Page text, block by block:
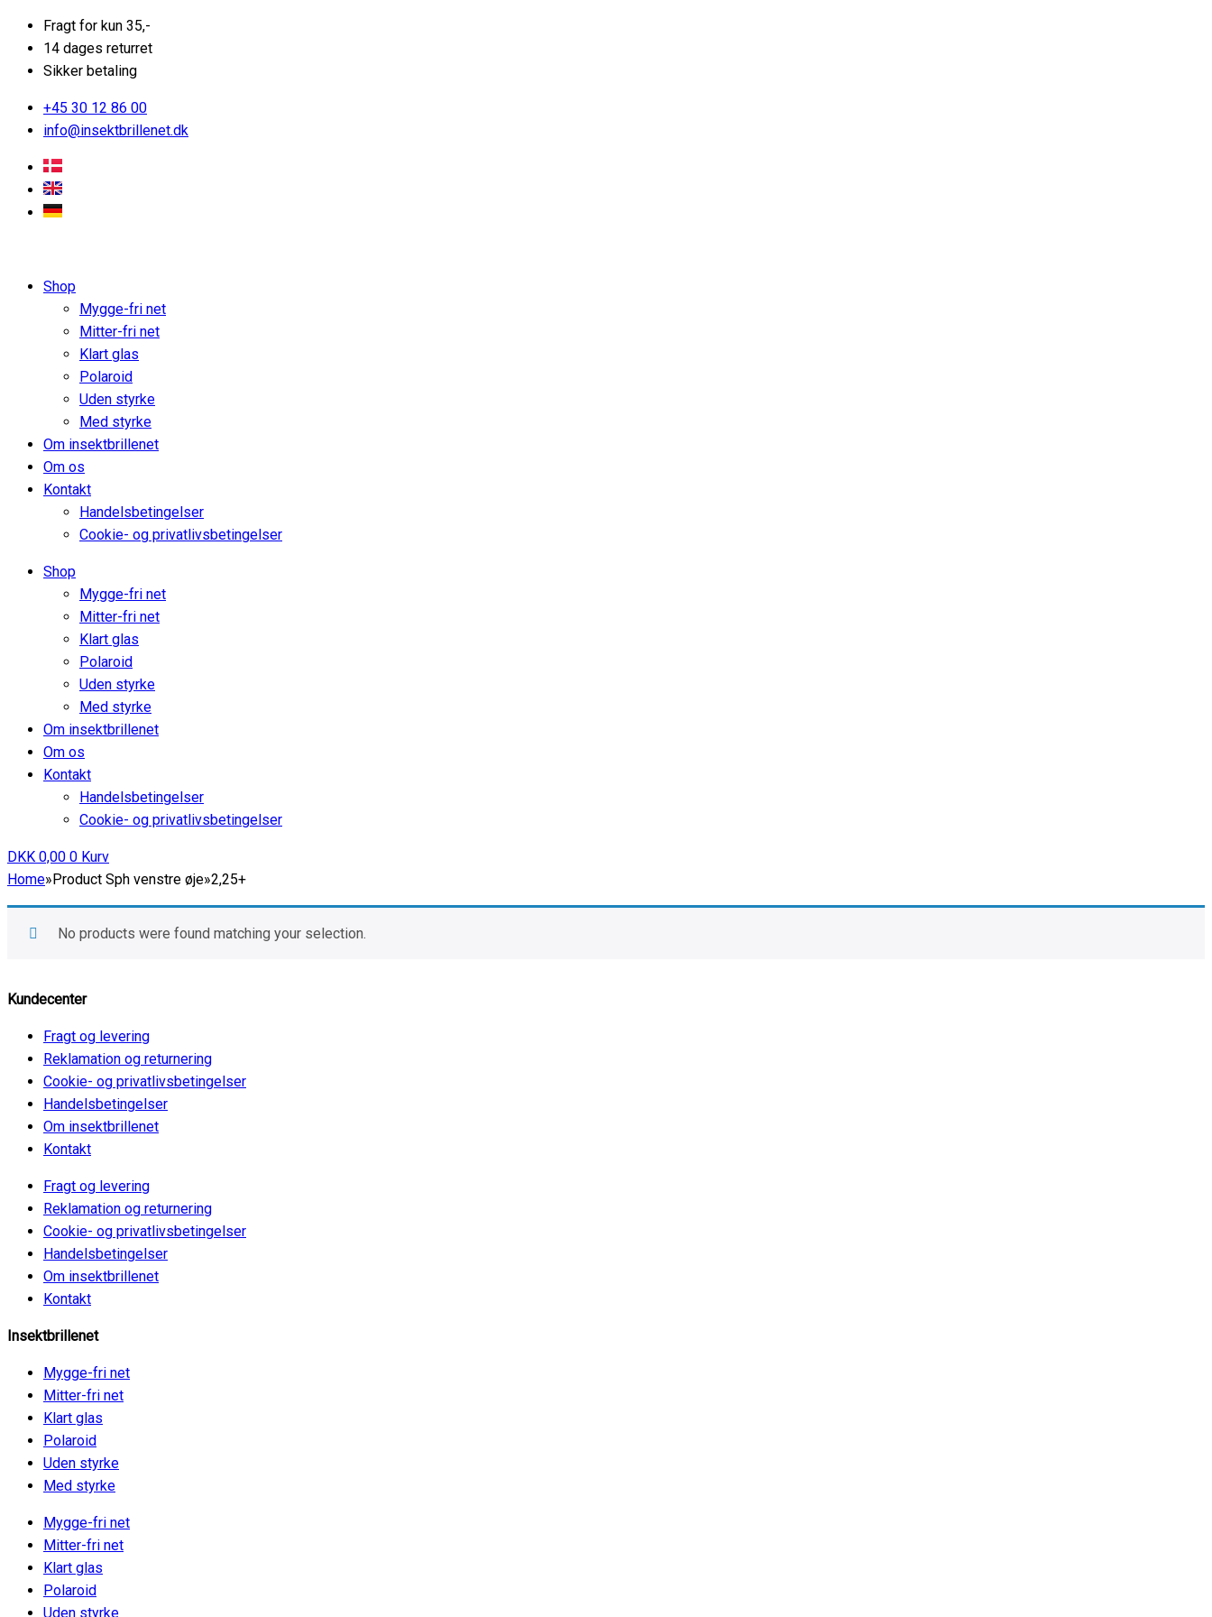
Fragt for kun 35,-
14 dages returret
Sikker betaling
+45 30 12 86 00
info@insektbrillenet.dk
Shop
Mygge-fri net
Mitter-fri net
Klart glas
Polaroid
Uden styrke
Med styrke
Om insektbrillenet
Om os
Kontakt
Handelsbetingelser
Cookie- og privatlivsbetingelser
Shop
Mygge-fri net
Mitter-fri net
Klart glas
Polaroid
Uden styrke
Med styrke
Om insektbrillenet
Om os
Kontakt
Handelsbetingelser
Cookie- og privatlivsbetingelser
DKK 0,00 0 Kurv
Home»Product Sph venstre øje»2,25+
No products were found matching your selection.
Kundecenter
Fragt og levering
Reklamation og returnering
Cookie- og privatlivsbetingelser
Handelsbetingelser
Om insektbrillenet
Kontakt
Fragt og levering
Reklamation og returnering
Cookie- og privatlivsbetingelser
Handelsbetingelser
Om insektbrillenet
Kontakt
Insektbrillenet
Mygge-fri net
Mitter-fri net
Klart glas
Polaroid
Uden styrke
Med styrke
Mygge-fri net
Mitter-fri net
Klart glas
Polaroid
Uden styrke